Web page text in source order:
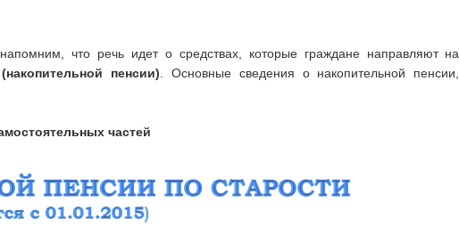
что речь идет о средствах, которые граждане направляют на
пенсии) . Основные сведения о накопительной пенсии,
частей